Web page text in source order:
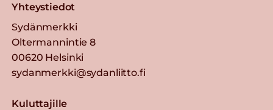
Yhteystiedot
Sydänmerkki
Oltermannintie 8
00620 Helsinki
sydanmerkki@sydanliitto.fi
Kuluttajille